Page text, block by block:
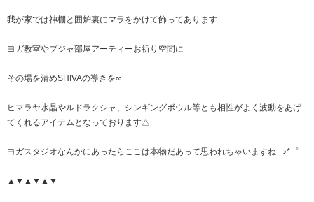
我が家では神棚と囲炉裏にマラをかけて飾ってあります
ヨガ教室やプジャ部屋アーティーお祈り空間に
その場を清めSHIVAの導きを∞
ヒマラヤ水晶やルドラクシャ、シンギングボウル等とも相性がよく波動をあげ
てくれるアイテムとなっております△
ヨガスタジオなんかにあったらここは本物だあって思われちゃいますね...♪*゜
▲▼▲▼▲▼